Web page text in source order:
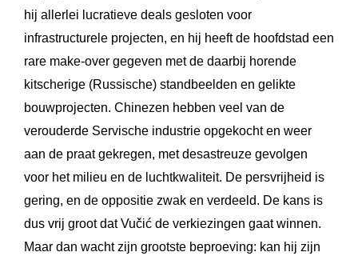
hij allerlei lucratieve deals gesloten voor
infrastructurele projecten, en hij heeft de hoofdstad een
rare make-over gegeven met de daarbij horende
kitscherige (Russische) standbeelden en gelikte
bouwprojecten. Chinezen hebben veel van de
verouderde Servische industrie opgekocht en weer
aan de praat gekregen, met desastreuze gevolgen
voor het milieu en de luchtkwaliteit. De persvrijheid is
gering, en de oppositie zwak en verdeeld. De kans is
dus vrij groot dat Vučić de verkiezingen gaat winnen.
Maar dan wacht zijn grootste beproeving: kan hij zijn